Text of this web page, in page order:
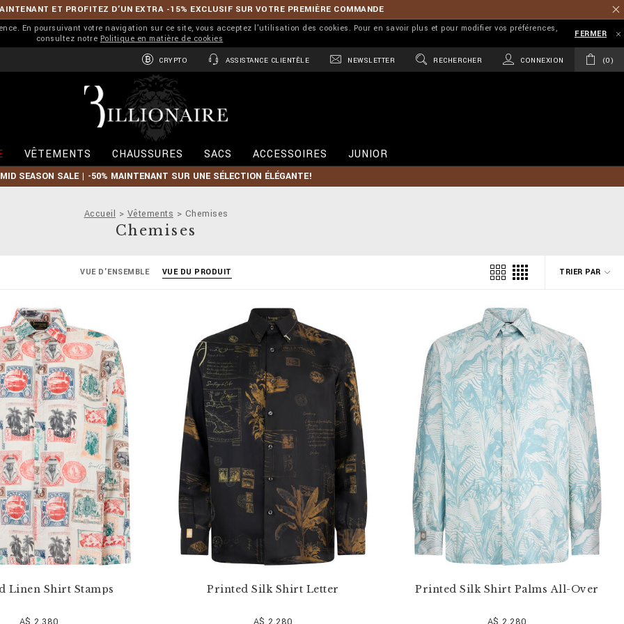
ET PROFITEZ D’UN EXTRA -15% EXCLUSIF SUR VOTRE PREMIÈRE COMMANDE
En poursuivant votre navigation sur ce site, vous acceptez l'utilisation des cookies. Pour en savoir plus et pour modifier vos préférences,
consultez notre Politique en matière de cookies FERMER
CRYPTO ASSISTANCE CLIENTÈLE NEWSLETTER RECHERCHER CONNEXION 0
l
o
n
a
VÊTEMENTS CHAUSSURES SACS ACCESSOIRES JUNIOR
MID SEASON SALE | -50% MAINTENANT SUR UNE SÉLECTION ÉLÉGANTE!
Accueil Vêtements Chemises
Chemises
TRIER PAR
VUE D'ENSEMBLE VUE DU PRODUIT
Linen Shirt Stamps Printed Silk Shirt Letter Printed Silk Shirt Palms All-Over